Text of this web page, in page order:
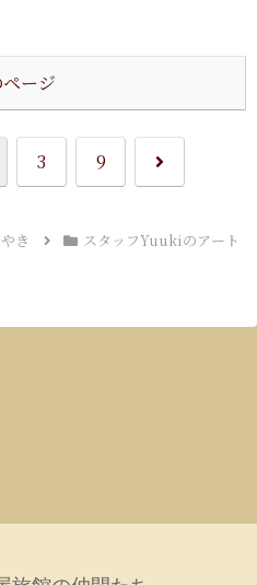
ージ
3 9
次
き
スタッフYuukiのアート